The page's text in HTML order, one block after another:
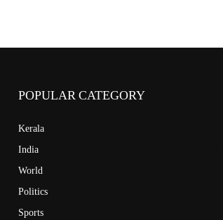
POPULAR CATEGORY
Kerala
India
World
Politics
Sports